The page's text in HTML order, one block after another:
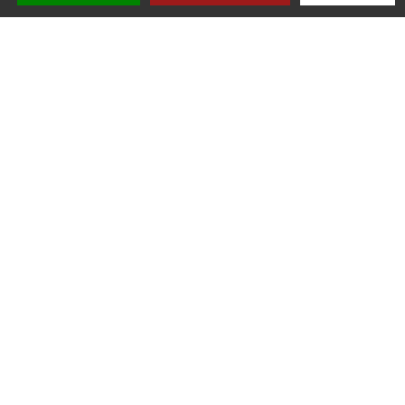
risques d'incendie.